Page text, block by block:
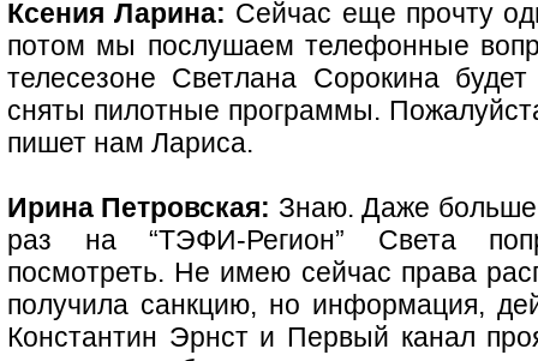
Ксения Ларина: Сейчас еще прочту
потом мы послушаем телефонные
телесезоне Светлана Сорокина
сняты пилотные программы.
пишет нам Лариса.
Ирина Петровская: Знаю. Даже больше
раз на “ТЭФИ-Регион” Света
посмотреть. Не имею сейчас права
получила санкцию, но информация,
Константин Эрнст и Первый канал